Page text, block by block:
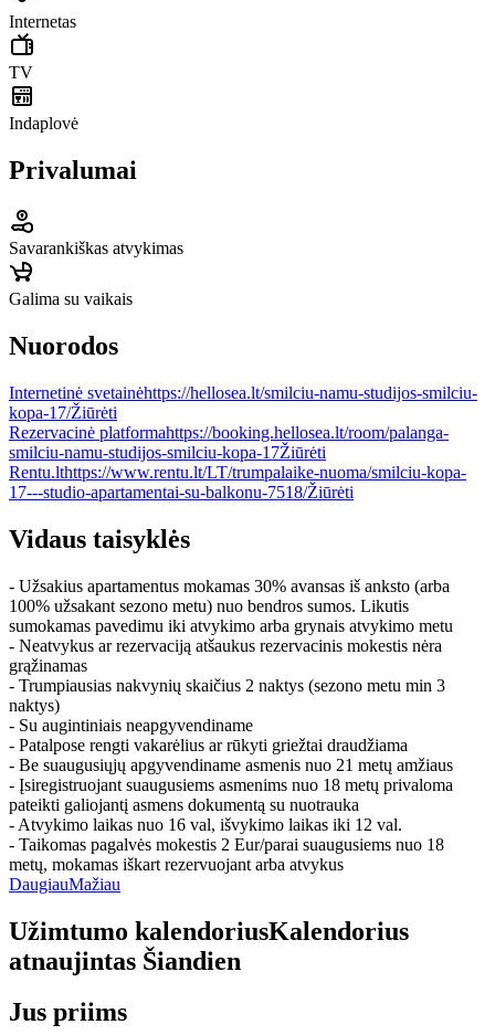
Internetas
TV
Indaplovė
Privalumai
Savarankiškas atvykimas
Galima su vaikais
Nuorodos
Internetinė svetainėhttps://hellosea.lt/smilciu-namu-studijos-smilciu-
kopa-17/Žiūrėti
Rezervacinė platformahttps://booking.hellosea.lt/room/palanga-
smilciu-namu-studijos-smilciu-kopa-17Žiūrėti
Rentu.lthttps://www.rentu.lt/LT/trumpalaike-nuoma/smilciu-kopa-
17---studio-apartamentai-su-balkonu-7518/Žiūrėti
Vidaus taisyklės
- Užsakius apartamentus mokamas 30% avansas iš anksto (arba
100% užsakant sezono metu) nuo bendros sumos. Likutis
sumokamas pavedimu iki atvykimo arba grynais atvykimo metu
- Neatvykus ar rezervaciją atšaukus rezervacinis mokestis nėra
grąžinamas
- Trumpiausias nakvynių skaičius 2 naktys (sezono metu min 3
naktys)
- Su augintiniais neapgyvendiname
- Patalpose rengti vakarėlius ar rūkyti griežtai draudžiama
- Be suaugusiųjų apgyvendiname asmenis nuo 21 metų amžiaus
- Įsiregistruojant suaugusiems asmenims nuo 18 metų privaloma
pateikti galiojantį asmens dokumentą su nuotrauka
- Atvykimo laikas nuo 16 val, išvykimo laikas iki 12 val.
- Taikomas pagalvės mokestis 2 Eur/parai suaugusiems nuo 18
metų, mokamas iškart rezervuojant arba atvykus
DaugiauMažiau
Užimtumo kalendoriusKalendorius
atnaujintas Šiandien
Jus priims